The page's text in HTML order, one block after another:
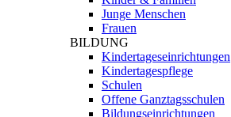
Junge Menschen
Frauen
BILDUNG
Kindertageseinrichtungen
Kindertagespflege
Schulen
Offene Ganztagsschulen
Bildungseinrichtungen